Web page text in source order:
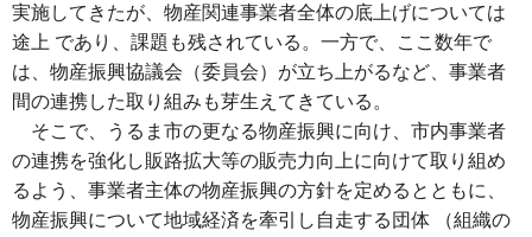
実施してきたが、物産関連事業者全体の底上げについては
途上 であり、課題も残されている。一方で、ここ数年で
は、物産振興協議会（委員会）が立ち上がるなど、事業者
間の連携した取り組みも芽生えてきている。
そこで、うるま市の更なる物産振興に向け、市内事業者
の連携を強化し販路拡大等の販売力向上に向けて取り組め
るよう、事業者主体の物産振興の方針を定めるとともに、
物産振興について地域経済を牽引し自走する団体 （組織の